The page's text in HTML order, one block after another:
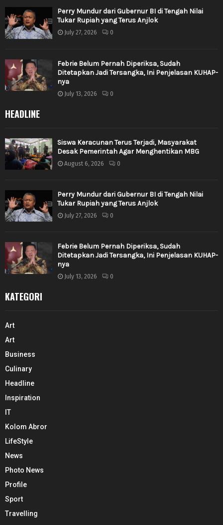
Perry Mundur dari Gubernur BI di Tengah Nilai
Tukar Rupiah yang Terus Anjlok
July 27, 2026 0
Febrie Belum Pernah Diperiksa, Sudah
Ditetapkan Jadi Tersangka, Ini Penjelasan KUHAP-
nya
July 13, 2026 0
HEADLINE
Siswa Keracunan Terus Terjadi, Masyarakat
Desak Pemerintah Agar Menghentikan MBG
August 6, 2026 0
Perry Mundur dari Gubernur BI di Tengah Nilai
Tukar Rupiah yang Terus Anjlok
July 27, 2026 0
Febrie Belum Pernah Diperiksa, Sudah
Ditetapkan Jadi Tersangka, Ini Penjelasan KUHAP-
nya
July 13, 2026 0
KATEGORI
Art
Art
Business
Culinary
Headline
Inspiration
IT
Kolom Abror
LifeStyle
News
Photo News
Profile
Sport
Travelling